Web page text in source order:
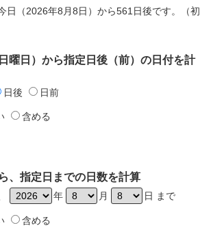
日（2026年8月8日）から561日後です。（初
曜日）から指定日後（前）の日付を計
日後 日前
含める
、指定日までの日数を計算
年 月 日 まで
含める